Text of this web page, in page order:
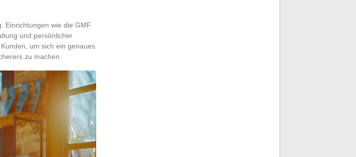
Einrichtungen wie die GMF
und persönlicher
um sich ein genaues
zu machen.